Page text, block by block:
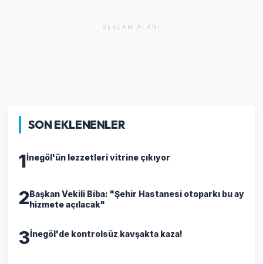
REKLAM ALANI
SON EKLENENLER
1İnegöl'ün lezzetleri vitrine çıkıyor
2Başkan Vekili Biba: "Şehir Hastanesi otoparkı bu ay
hizmete açılacak"
3İnegöl'de kontrolsüz kavşakta kaza!